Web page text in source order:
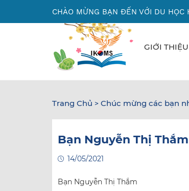
nội
CHÀO MỪNG BẠN ĐẾN VỚI DU HỌC
GIỚI THIỆU
Trang Chủ > Chúc mừng các bạn
Bạn Nguyễn Thị
14/05/2021
Bạn Nguyễn Thị Thắm